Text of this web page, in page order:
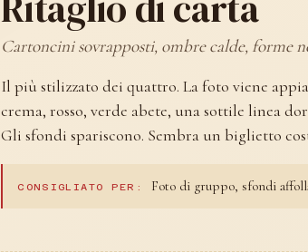
Cartoncini sovrapposti, ombre calde, forme
Il più stilizzato dei quattro. La foto viene
crema, rosso, verde abete, una sottile linea
Gli sfondi spariscono. Sembra un biglietto
CONSIGLIATO PER: Foto di gruppo, sfondi